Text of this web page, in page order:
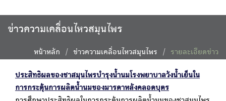
ข่าวความเคลื่อนไหวสมุนไพร
หน้าหลัก ข่าวความเคลื่อนไหวสมุนไพร รายละเอียดข่าว
ประสิทธิผลของชาสมุนไพรบำรุงน้ำนมโรงพยาบาลวังน้ำเย็นใน
การกระตุ้นการผลิตน้ำนมของมารดาหลังคลอดบุตร